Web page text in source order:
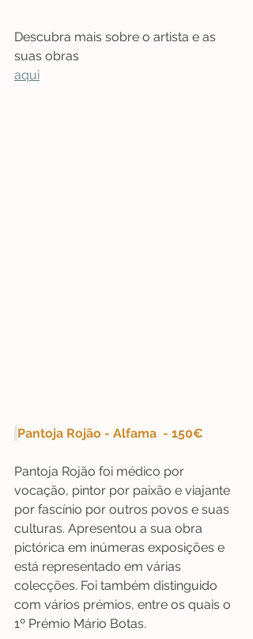
Descubra mais sobre o artista e as
suas obras
aqui
Pantoja Rojão - Alfama  - 150€
Pantoja Rojão foi médico por
vocação, pintor por paixão e viajante
por fascínio por outros povos e suas
culturas. Apresentou a sua obra
pictórica em inúmeras exposições e
está representado em várias
colecções. Foi também distinguido
com vários prémios, entre os quais o
1º Prémio Mário Botas.